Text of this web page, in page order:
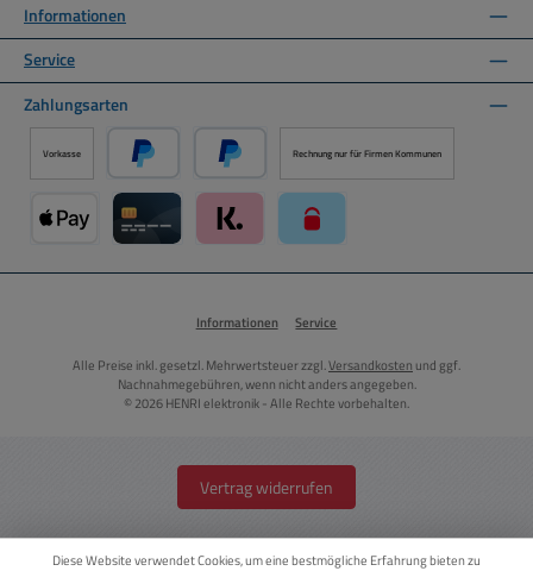
Informationen
Service
Zahlungsarten
Vorkasse
PayPal Später Bezahlen über PayPal
Rechnung nur für Firmen Kommunen
Informationen Service
Alle Preise inkl. gesetzl. Mehrwertsteuer zzgl.Versandkosten und ggf.
Nachnahmegebühren, wenn nicht anders angegeben.
© 2026 HENRI elektronik - Alle Rechte vorbehalten.
Vertrag widerrufen
Diese Website verwendet Cookies, um eine bestmögliche Erfahrung bieten zu